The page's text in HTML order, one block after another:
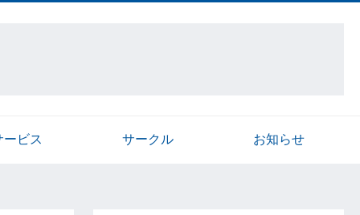
ービス サークル お知らせ